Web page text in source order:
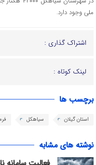
ملی وجود دارد.
اشتراک گذاری :
لینک کوتاه :
برچسب ها
استان گیلان سیاهکل
نوشته های مشابه